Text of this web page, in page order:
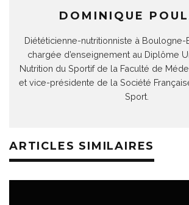
DOMINIQUE
Diététicienne-nutritionniste à Boulogne-
chargée d’enseignement au Diplôme
Nutrition du Sportif de la Faculté de
et vice-présidente de la Société
Sport.
ARTICLES SIMILAIRES